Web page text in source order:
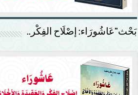
بَحْث”عَاشُورَاء: إصْلَاح الفِكْر..